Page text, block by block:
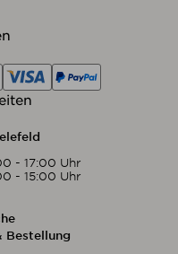
- 17:00 Uhr
- 15:00 Uhr
Bestellung